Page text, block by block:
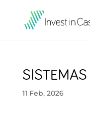
11 Feb, 2026